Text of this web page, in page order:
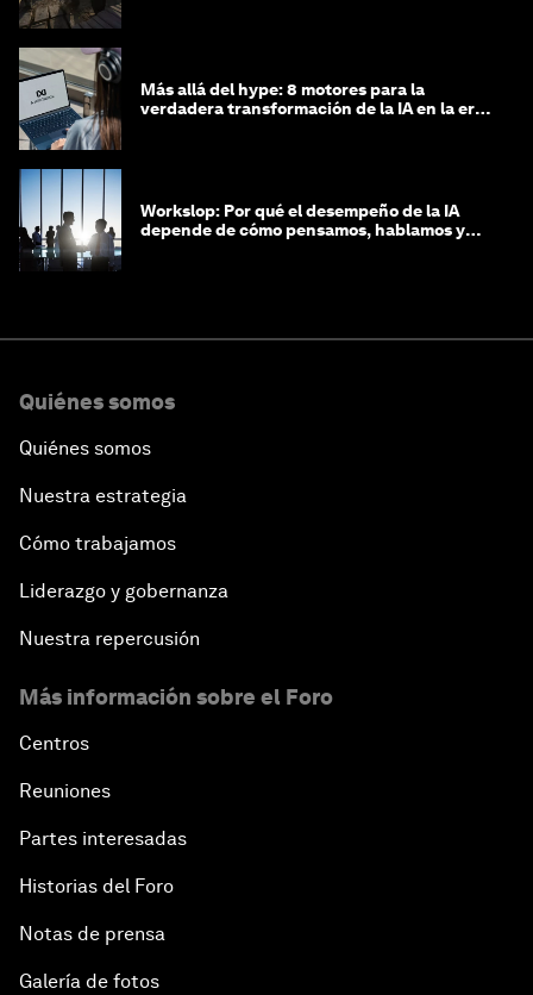
Más allá del hype: 8 motores para la
verdadera transformación de la IA en la era
Workslop: Por qué el desempeño de la IA
depende de cómo pensamos, hablamos y
Quiénes somos
Quiénes somos
Nuestra estrategia
Cómo trabajamos
Liderazgo y gobernanza
Nuestra repercusión
Más información sobre el Foro
Centros
Reuniones
Partes interesadas
Historias del Foro
Notas de prensa
Galería de fotos